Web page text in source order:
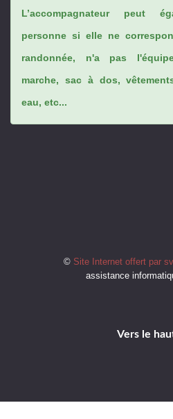
L’accompagnateur peut
personne si elle ne
randonnée, n'a pas
marche, sac à dos,
eau, etc...
© Site Internet offert par
assistance
Vers le